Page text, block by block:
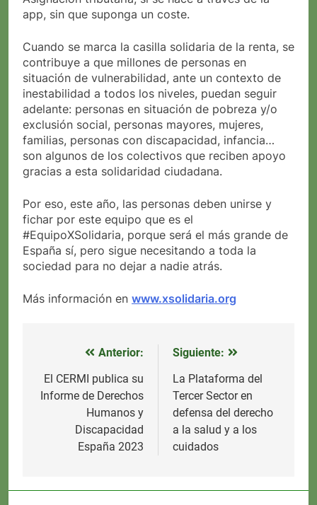
app, sin que suponga un coste.
Cuando se marca la casilla solidaria de la renta, se
contribuye a que millones de personas en
situación de vulnerabilidad, ante un contexto de
inestabilidad a todos los niveles, puedan seguir
adelante: personas en situación de pobreza y/o
exclusión social, personas mayores, mujeres,
familias, personas con discapacidad, infancia…
son algunos de los colectivos que reciben apoyo
gracias a esta solidaridad ciudadana.
Por eso, este año, las personas deben unirse y
fichar por este equipo que es el
#EquipoXSolidaria, porque será el más grande de
España sí, pero sigue necesitando a toda la
sociedad para no dejar a nadie atrás.
Más información en www.xsolidaria.org
Navegación
de
entradas
Anterior:
El CERMI publica su
Informe de Derechos
Humanos y
Discapacidad
España 2023
Siguiente:
La Plataforma del
Tercer Sector en
defensa del derecho
a la salud y a los
cuidados